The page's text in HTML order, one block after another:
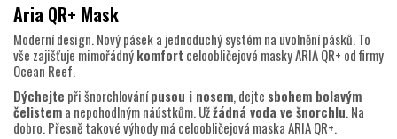
Aria QR+ Mask
Moderní design. Nový pásek a jednoduchý systém na uvolnění pásků. To
vše zajišťuje mimořádnýkomfort celoobličejové masky ARIA QR+ od firmy
Ocean Reef.
Dýchejte při šnorchlovánípusou i nosem, dejte sbohem bolavým
čelistema nepohodlným náústkům. Užžádná voda ve šnorchlu. Na
dobro. Přesně takové výhody má celoobličejová maska ARIA QR+.